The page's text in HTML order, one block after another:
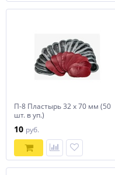
П-8 Пластырь 32 х 70 мм (50
шт. в уп.)
10 руб.